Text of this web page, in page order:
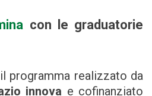
con le graduatorie
programma realizzato da
innova e cofinanziato